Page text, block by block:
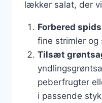
lækker salat, der
Forbered
fine strimler og
Tilsæt
peberfrugter
i passende